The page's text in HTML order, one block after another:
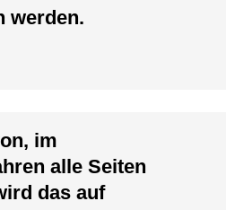
werden.
im
alle Seiten
das auf